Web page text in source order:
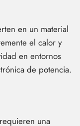
en un material
el calor y
en entornos
de potencia.
una